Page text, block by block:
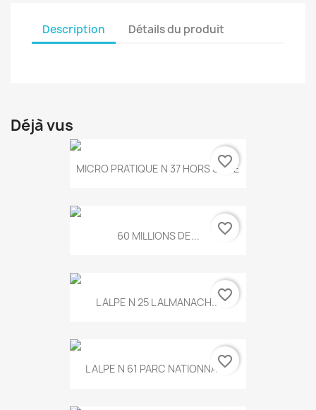
Description Détails du produit
Déjà vus
MICRO PRATIQUE N 37 HORS SERIE
favorite_border
60 MILLIONS DE... favorite_border
L ALPE N 25 L ALMANACH...favorite_border
L ALPE N 61 PARC NATIONNAL...
favorite_border